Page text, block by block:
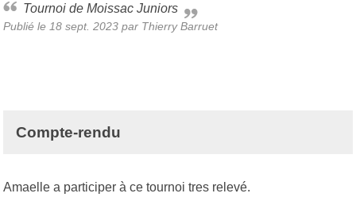
Tournoi de Moissac Juniors
Publié le 18 sept. 2023 par Thierry Barruet
Compte-rendu
Amaelle a participer à ce tournoi tres relevé.